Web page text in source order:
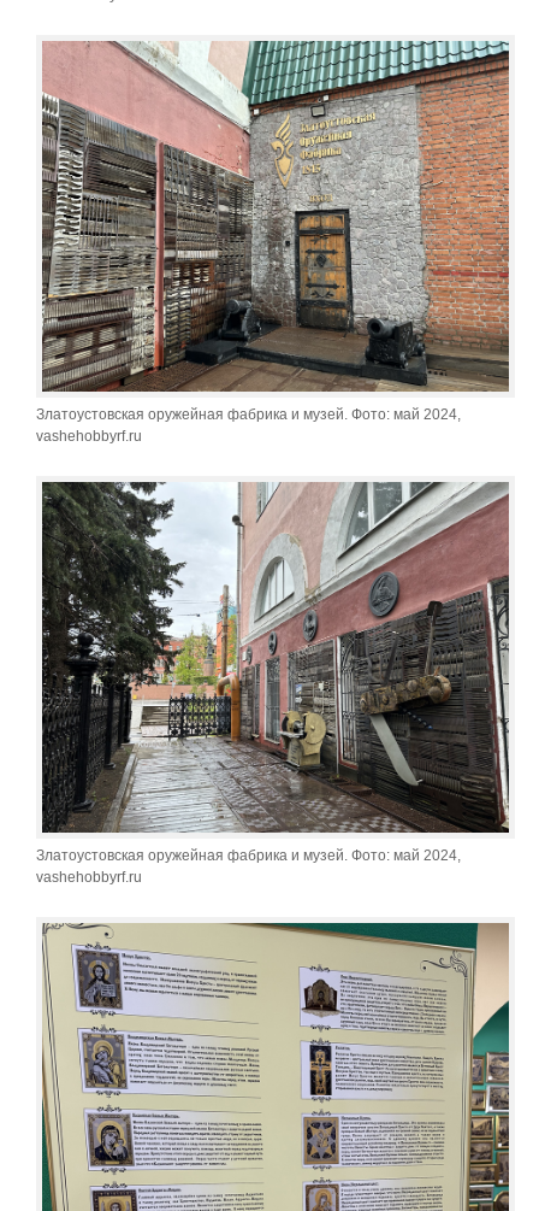
Златоустовская оружейная фабрика и музей. Фото: май 2024,
vashehobbyrf.ru
Златоустовская оружейная фабрика и музей. Фото: май 2024,
vashehobbyrf.ru